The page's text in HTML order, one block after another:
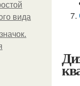
вида